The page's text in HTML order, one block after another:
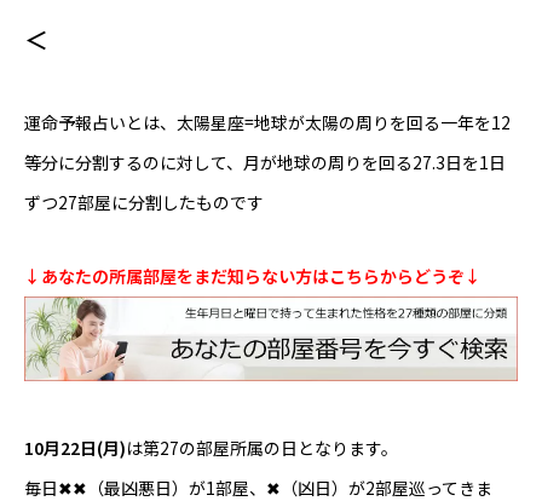
お知らせ
テニス
スポーツ
競馬
社会
テニス四大大会・五輪
＜
運命予報占いとは、太陽星座=地球が太陽の周りを回る一年を12
等分に分割するのに対して、月が地球の周りを回る27.3日を1日
ずつ27部屋に分割したものです
↓あなたの所属部屋をまだ知らない方はこちらからどうぞ↓
10月22日(月)は第27の部屋所属の日となります。
毎日✖✖（最凶悪日）が1部屋、✖（凶日）が2部屋巡ってきま